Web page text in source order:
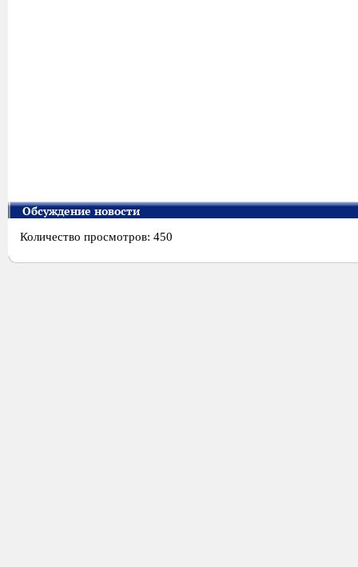
Обсуждение новости
Количество просмотров: 450